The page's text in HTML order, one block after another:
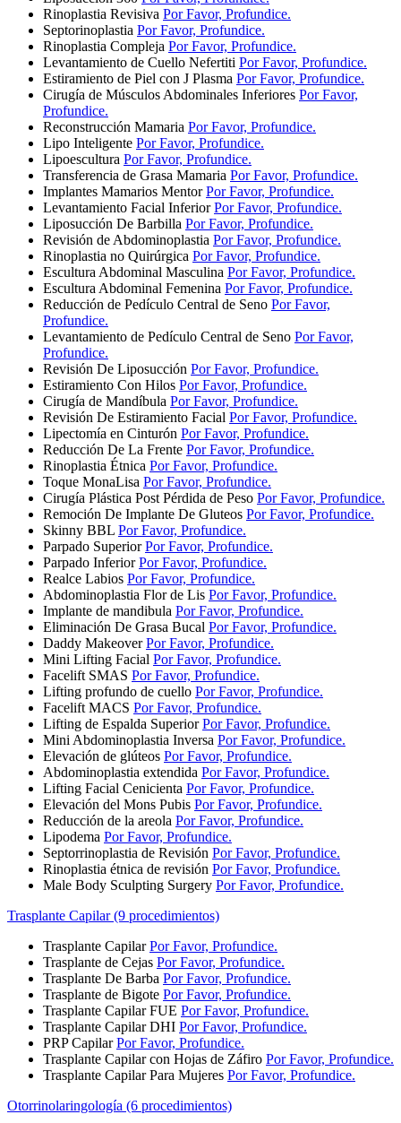
Rinoplastia Revisiva Por Favor, Profundice.
Septorinoplastia Por Favor, Profundice.
Rinoplastia Compleja Por Favor, Profundice.
Levantamiento de Cuello Nefertiti Por Favor, Profundice.
Estiramiento de Piel con J Plasma Por Favor, Profundice.
Cirugía de Músculos Abdominales Inferiores Por Favor,
Profundice.
Reconstrucción Mamaria Por Favor, Profundice.
Lipo Inteligente Por Favor, Profundice.
Lipoescultura Por Favor, Profundice.
Transferencia de Grasa Mamaria Por Favor, Profundice.
Implantes Mamarios Mentor Por Favor, Profundice.
Levantamiento Facial Inferior Por Favor, Profundice.
Liposucción De Barbilla Por Favor, Profundice.
Revisión de Abdominoplastia Por Favor, Profundice.
Rinoplastia no Quirúrgica Por Favor, Profundice.
Escultura Abdominal Masculina Por Favor, Profundice.
Escultura Abdominal Femenina Por Favor, Profundice.
Reducción de Pedículo Central de Seno Por Favor,
Profundice.
Levantamiento de Pedículo Central de Seno Por Favor,
Profundice.
Revisión De Liposucción Por Favor, Profundice.
Estiramiento Con Hilos Por Favor, Profundice.
Cirugía de Mandíbula Por Favor, Profundice.
Revisión De Estiramiento Facial Por Favor, Profundice.
Lipectomía en Cinturón Por Favor, Profundice.
Reducción De La Frente Por Favor, Profundice.
Rinoplastia Étnica Por Favor, Profundice.
Toque MonaLisa Por Favor, Profundice.
Cirugía Plástica Post Pérdida de Peso Por Favor, Profundice.
Remoción De Implante De Gluteos Por Favor, Profundice.
Skinny BBL Por Favor, Profundice.
Parpado Superior Por Favor, Profundice.
Parpado Inferior Por Favor, Profundice.
Realce Labios Por Favor, Profundice.
Abdominoplastia Flor de Lis Por Favor, Profundice.
Implante de mandibula Por Favor, Profundice.
Eliminación De Grasa Bucal Por Favor, Profundice.
Daddy Makeover Por Favor, Profundice.
Mini Lifting Facial Por Favor, Profundice.
Facelift SMAS Por Favor, Profundice.
Lifting profundo de cuello Por Favor, Profundice.
Facelift MACS Por Favor, Profundice.
Lifting de Espalda Superior Por Favor, Profundice.
Mini Abdominoplastia Inversa Por Favor, Profundice.
Elevación de glúteos Por Favor, Profundice.
Abdominoplastia extendida Por Favor, Profundice.
Lifting Facial Cenicienta Por Favor, Profundice.
Elevación del Mons Pubis Por Favor, Profundice.
Reducción de la areola Por Favor, Profundice.
Lipodema Por Favor, Profundice.
Septorrinoplastia de Revisión Por Favor, Profundice.
Rinoplastia étnica de revisión Por Favor, Profundice.
Male Body Sculpting Surgery Por Favor, Profundice.
Trasplante Capilar (9 procedimientos)
Trasplante Capilar Por Favor, Profundice.
Trasplante de Cejas Por Favor, Profundice.
Trasplante De Barba Por Favor, Profundice.
Trasplante de Bigote Por Favor, Profundice.
Trasplante Capilar FUE Por Favor, Profundice.
Trasplante Capilar DHI Por Favor, Profundice.
PRP Capilar Por Favor, Profundice.
Trasplante Capilar con Hojas de Záfiro Por Favor, Profundice.
Trasplante Capilar Para Mujeres Por Favor, Profundice.
Otorrinolaringología (6 procedimientos)